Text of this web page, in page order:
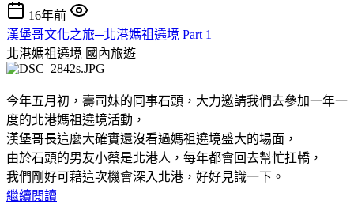
16年前
漢堡哥文化之旅─北港媽祖遶境 Part 1
北港媽祖遶境 國內旅遊
今年五月初，壽司妹的同事石頭，大力邀請我們去參加一年一
度的北港媽祖遶境活動，
漢堡哥長這麼大確實還沒看過媽祖遶境盛大的場面，
由於石頭的男友小蔡是北港人，每年都會回去幫忙扛轎，
我們剛好可藉這次機會深入北港，好好見識一下。
繼續閱讀